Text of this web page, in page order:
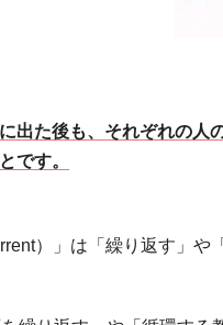
出た後も、それぞれの人
です。
）」は「繰り返す」や